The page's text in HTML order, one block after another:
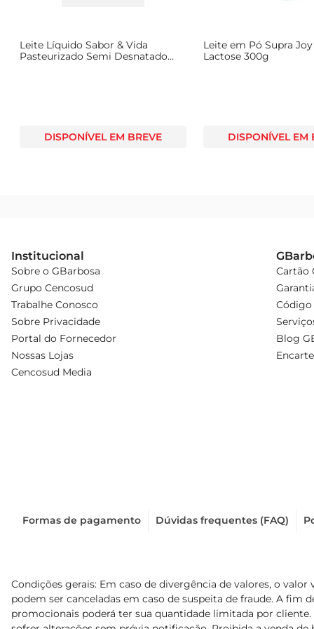
Leite Líquido Sabor & Vida
Pasteurizado Semi Desnatado
DISPONÍVEL EM BREVE
Leite em Pó Supra
Lactose 300g
DISPONÍVEL EM
Institucional
Sobre o GBarbosa
Grupo Cencosud
Trabalhe Conosco
Sobre Privacidade
Portal do Fornecedor
Nossas Lojas
Cencosud Media
Cartão
Código
Blog
Formas de pagamento Dúvidas frequentes (FAQ)
Condições gerais: Em caso de divergência de valores, o
podem ser canceladas em caso de suspeita de fraude. A
promocionais poderá ter sua quantidade limitada por